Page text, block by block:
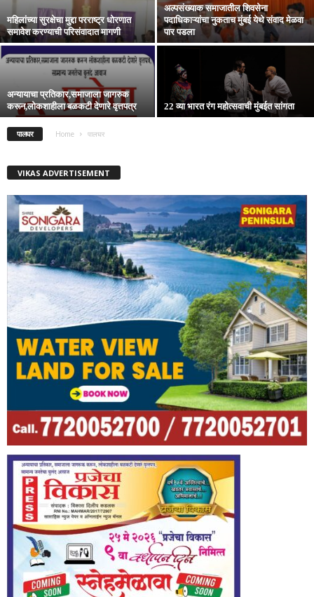
महिलांच्या सुरक्षेचा मुद्दा परराष्ट्र धोरणात
समावेश करण्याची परिसंवादात मागणी
अल्पसंख्याक समाजातील शिवसेना
पदाधिकाऱ्यांचा नुकताच मुंबई येथे संवाद मेळवा
पार पडला
अन्यायाचा प्रतिकार,समाजाला जागरुक
करून,लोकशाहीला बळकटी देणारे वृत्तपत्र
22 व्या भारत रंग महोत्सवाची मुंबईत सांगता
पालघर Home पालघर
VIKAS ADVERTISEMENT